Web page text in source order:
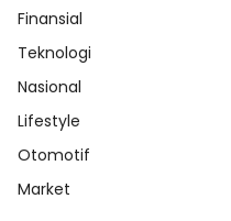
Finansial
Teknologi
Nasional
Lifestyle
Otomotif
Market